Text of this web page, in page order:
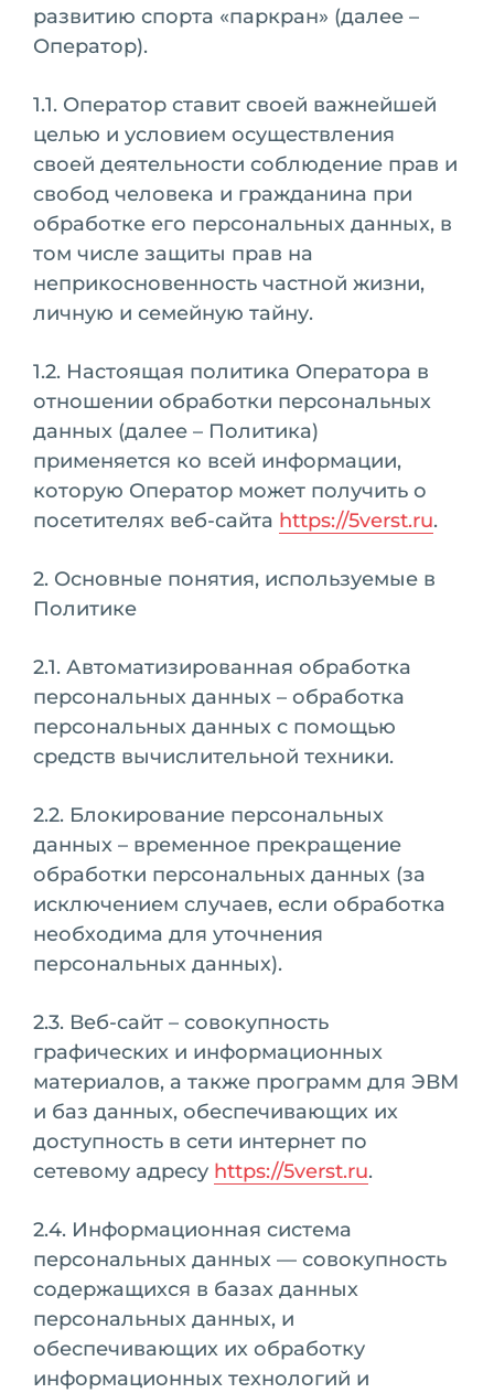
развитию спорта «паркран» (далее –
Оператор).
1.1. Оператор ставит своей важнейшей
целью и условием осуществления
своей деятельности соблюдение прав и
свобод человека и гражданина при
обработке его персональных данных, в
том числе защиты прав на
неприкосновенность частной жизни,
личную и семейную тайну.
1.2. Настоящая политика Оператора в
отношении обработки персональных
данных (далее – Политика)
применяется ко всей информации,
которую Оператор может получить о
посетителях веб-сайта https://5verst.ru.
2. Основные понятия, используемые в
Политике
2.1. Автоматизированная обработка
персональных данных – обработка
персональных данных с помощью
средств вычислительной техники.
2.2. Блокирование персональных
данных – временное прекращение
обработки персональных данных (за
исключением случаев, если обработка
необходима для уточнения
персональных данных).
2.3. Веб-сайт – совокупность
графических и информационных
материалов, а также программ для ЭВМ
и баз данных, обеспечивающих их
доступность в сети интернет по
сетевому адресу https://5verst.ru.
2.4. Информационная система
персональных данных — совокупность
содержащихся в базах данных
персональных данных, и
обеспечивающих их обработку
информационных технологий и